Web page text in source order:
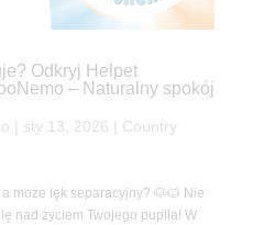
Odkryj Helpet
– Naturalny spokój
sty 13, 2026
Country
może lęk separacyjny? 🐶🐱 Nie
nad życiem Twojego pupila! W